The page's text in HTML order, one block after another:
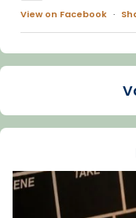
View on Facebook ·
La Carmina va
dos mesos, a
Recupera
tican News